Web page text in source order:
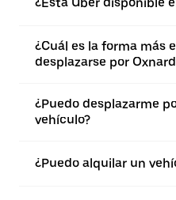
¿Cuál es la forma más
desplazarse por
¿Puedo desplazarme
vehículo?
¿Puedo alquilar un